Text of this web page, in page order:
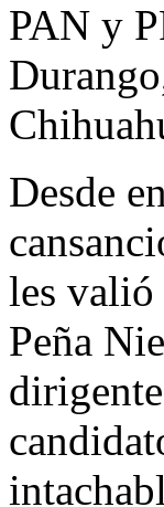
PAN y
Desde
les valió
Peña